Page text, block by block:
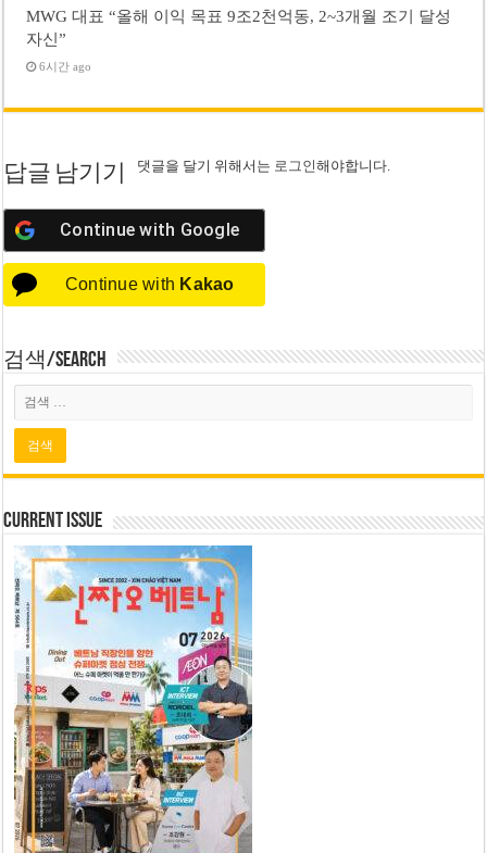
MWG 대표 “올해 이익 목표 9조2천억동, 2~3개월 조기 달성
자신”
6시간 ago
답글 남기기 댓글을 달기 위해서는 로그인해야합니다.
Continue with Google
Continue with Kakao
검색/Search
Current Issue